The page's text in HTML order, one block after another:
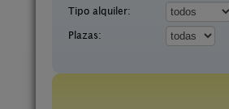
Tipo alquiler:
Plazas: